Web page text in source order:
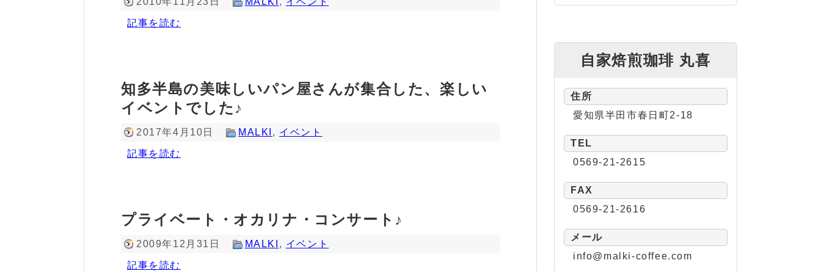
記事を読む
知多半島の美味しいパン屋さんが集合した、楽しい
イベントでした♪
2017年4月10日 MALKI , イベント
記事を読む
プライベート・オカリナ・コンサート♪
2009年12月31日 MALKI , イベント
記事を読む
自家焙煎珈琲 丸喜
住所
愛知県半田市春日町2-18
TEL
0569-21-2615
FAX
0569-21-2616
メール
info@malki-coffee.com